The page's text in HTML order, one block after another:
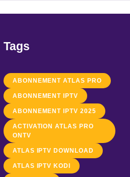
Tags
ABONNEMENT ATLAS PRO
ABONNEMENT IPTV
ABONNEMENT IPTV 2025
ACTIVATION ATLAS PRO
ONTV
ATLAS IPTV DOWNLOAD
ATLAS IPTV KODI